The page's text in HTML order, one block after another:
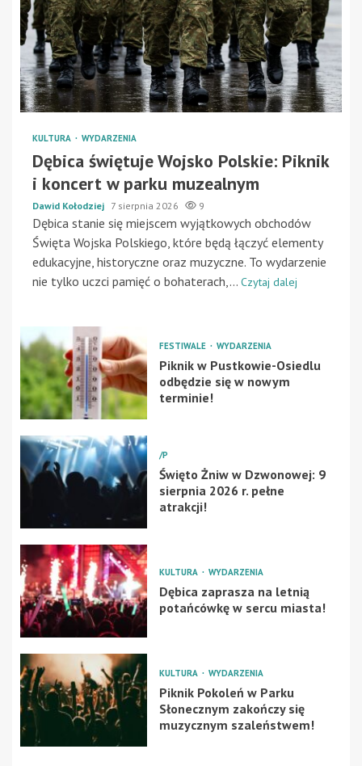
KULTURA WYDARZENIA
Dębica świętuje Wojsko Polskie: Piknik
i koncert w parku muzealnym
Dawid Kołodziej 7 sierpnia 2026 9
Dębica stanie się miejscem wyjątkowych obchodów
Święta Wojska Polskiego, które będą łączyć elementy
edukacyjne, historyczne oraz muzyczne. To wydarzenie
nie tylko uczci pamięć o bohaterach,... Czytaj dalej
FESTIWALE WYDARZENIA
Piknik w Pustkowie-Osiedlu
odbędzie się w nowym
terminie!
/P
Święto Żniw w Dzwonowej: 9
sierpnia 2026 r. pełne
atrakcji!
KULTURA WYDARZENIA
Dębica zaprasza na letnią
potańcówkę w sercu miasta!
KULTURA WYDARZENIA
Piknik Pokoleń w Parku
Słonecznym zakończy się
muzycznym szaleństwem!